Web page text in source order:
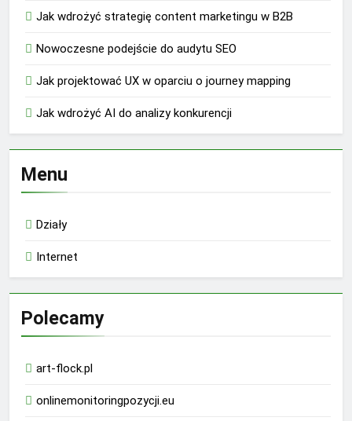
Jak wdrożyć strategię content marketingu w B2B
Nowoczesne podejście do audytu SEO
Jak projektować UX w oparciu o journey mapping
Jak wdrożyć AI do analizy konkurencji
Menu
Działy
Internet
Polecamy
art-flock.pl
onlinemonitoringpozycji.eu